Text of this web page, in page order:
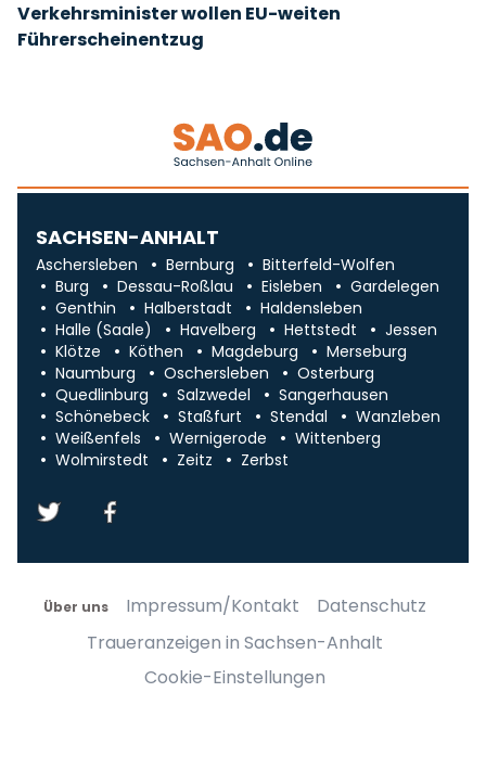
Verkehrsminister wollen EU-weiten
Führerscheinentzug
SACHSEN-ANHALT
Aschersleben Bernburg
Bitterfeld-Wolfen
Burg
Dessau-Roßlau Eisleben
Gardelegen
Genthin
Halberstadt
Haldensleben
Halle (Saale)
Havelberg Hettstedt
Jessen
Klötze
Köthen Magdeburg
Merseburg
Naumburg
Oschersleben
Osterburg
Quedlinburg
Salzwedel
Sangerhausen
Schönebeck
Staßfurt Stendal
Wanzleben
Weißenfels
Wernigerode
Wittenberg
Wolmirstedt
Zeitz Zerbst
Über uns Impressum/Kontakt
Datenschutz
Traueranzeigen in Sachsen-Anhalt
Cookie-Einstellungen